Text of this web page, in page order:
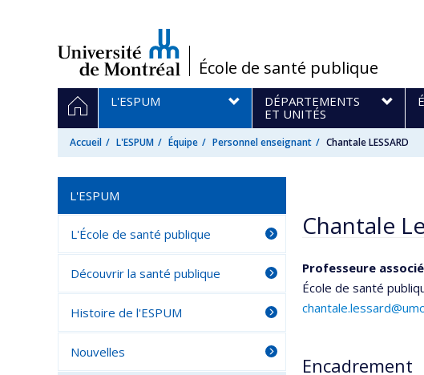
/École de santé publique
Navigation
principale
ACCUEIL
L'ESPUM
DÉPARTEMENTS
ET UNITÉS
Accueil L'ESPUM Équipe Personnel enseignant Chantale LESSARD
Chantale
Professeure
École de santé
Encadrement
L'ESPUM
L'École de santé publique
Découvrir la santé publique
Histoire de l'ESPUM
Nouvelles